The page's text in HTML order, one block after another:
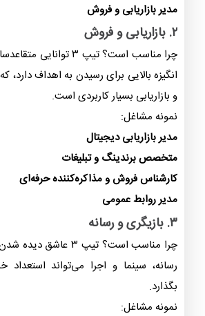
مدیر بازاریابی و فروش
۲. بازاریابی و فروش
چرا مناسب است؟ تیپ ۳
انگیزه بالایی برای رسیدن به اهداف
و بازاریابی بسیار کاربردی است.
نمونه مشاغل:
مدیر بازاریابی دیجیتال
متخصص برندینگ و تبلیغات
کارشناس فروش و مذاکره‌کننده حرفه‌ای
مدیر روابط عمومی
۳. بازیگری و رسانه
چرا مناسب است؟ تیپ ۳
رسانه، سینما و اجرا می‌تواند
بگذارد.
نمونه مشاغل: